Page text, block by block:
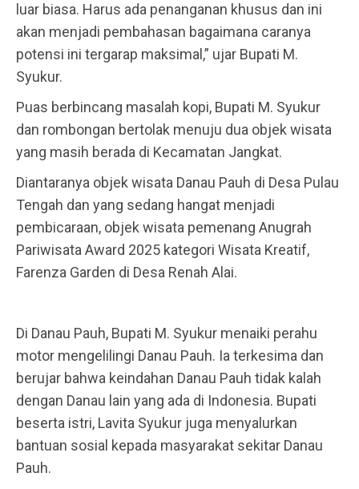
luar biasa. Harus ada penanganan khusus dan ini
akan menjadi pembahasan bagaimana caranya
potensi ini tergarap maksimal,” ujar Bupati M.
Syukur.
Puas berbincang masalah kopi, Bupati M. Syukur
dan rombongan bertolak menuju dua objek wisata
yang masih berada di Kecamatan Jangkat.
Diantaranya objek wisata Danau Pauh di Desa Pulau
Tengah dan yang sedang hangat menjadi
pembicaraan, objek wisata pemenang Anugrah
Pariwisata Award 2025 kategori Wisata Kreatif,
Farenza Garden di Desa Renah Alai.
Di Danau Pauh, Bupati M. Syukur menaiki perahu
motor mengelilingi Danau Pauh. Ia terkesima dan
berujar bahwa keindahan Danau Pauh tidak kalah
dengan Danau lain yang ada di Indonesia. Bupati
beserta istri, Lavita Syukur juga menyalurkan
bantuan sosial kepada masyarakat sekitar Danau
Pauh.